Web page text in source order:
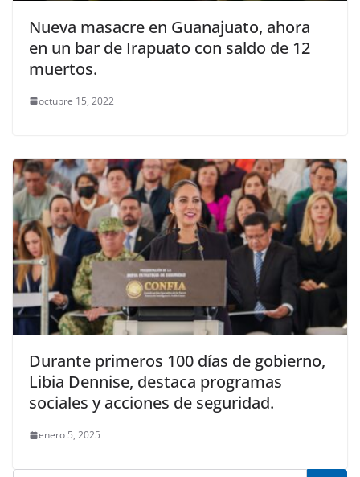
Nueva masacre en Guanajuato, ahora
en un bar de Irapuato con saldo de 12
muertos.
octubre 15, 2022
Durante primeros 100 días de gobierno,
Libia Dennise, destaca programas
sociales y acciones de seguridad.
enero 5, 2025